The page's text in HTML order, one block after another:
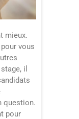
mieux.
vous
il
question.
pour